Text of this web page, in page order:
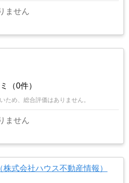
ません
（0件）
め、総合評価はありません。
ません
式会社ハウス不動産情報）